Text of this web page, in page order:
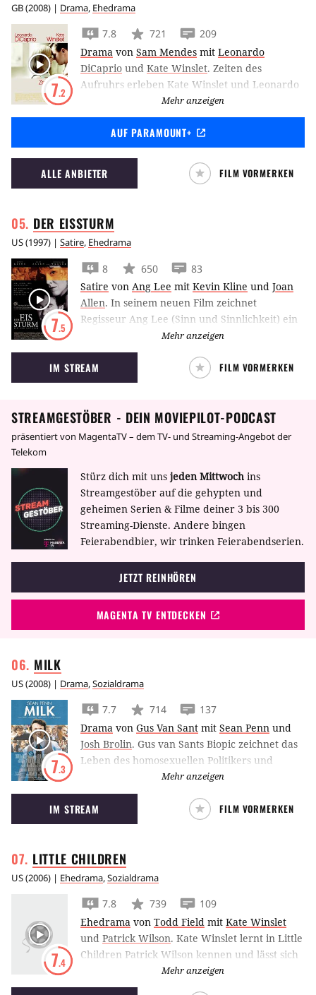
GB(2008) | Drama, Ehedrama
7.2
7.8 721
209
Drama von Sam Mendes mit Leonardo
DiCaprio und Kate Winslet. Zeiten des
Aufruhrs erleben Kate Winslet und Leonardo
DiCaprio in dem gleichnamigen Drama unter
der Regie von Sam Mendes als junges Ehepaar
mit hohen Erwartungen an ihr jeweiliges
Leben.
Mehr anzeigen
AUF PARAMOUNT+
ALLE ANBIETER FILM VORMERKEN
DER EISSTURM
US(1997) | Satire, Ehedrama
7.5
8 650
83
Satire von Ang Lee mit Kevin Kline und Joan
Allen. In seinem neuen Film zeichnet
Regisseur Ang Lee (Sinn und Sinnlichkeit) ein
Bild der amerikanischen Gesellschaft Anfang
der 70er Jahre. Im Jahre 1973, dem Jahr, das
hauptsächlich durch die Worte “Nixon” und
“Watergate” in die Geschichtsbücher
Revolution auch im kleinen New Canaan in
Connecticut durchgesetzt. Sowohl die Eltern
zurechtkommen.
Mehr anzeigen
IM STREAM FILM VORMERKEN
STREAMGESTÖBER - DEIN MOVIEPILOT-PODCAST
präsentiert von MagentaTV – dem TV- und Streaming-Angebot der
Telekom
Stürz dich mit uns jeden Mittwoch ins
Streamgestöber auf die gehypten und
geheimen Serien & Filme deiner 3 bis 300
Streaming-Dienste. Andere bingen
Feierabendbier, wir trinken Feierabendserien.
JETZT REINHÖREN
MAGENTA TV ENTDECKEN
MILK
US(2008) | Drama,Sozialdrama
7.3
7.7 714
137
Drama von Gus Van Sant mit Sean Penn und
Josh Brolin. Gus van Sants Biopic zeichnet das
Leben des homosexuellen Politikers und
Aktivisten Harvey Milk (gespielt von Sean
Penn) nach.
Mehr anzeigen
IM STREAM FILM VORMERKEN
LITTLE CHILDREN
US(2006) | Ehedrama,Sozialdrama
7.4
7.8 739
109
Ehedrama von Todd Field mit Kate Winslet
und Patrick Wilson. Kate Winslet lernt in Little
Children Patrick Wilson kennen und lässt sich
auf eine Affäre ein.Mehr anzeigen